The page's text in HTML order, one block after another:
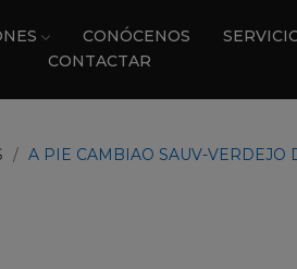
CONÓCENOS
CONTACTAR
A PIE CAMBIAO SAUV-VERDEJO